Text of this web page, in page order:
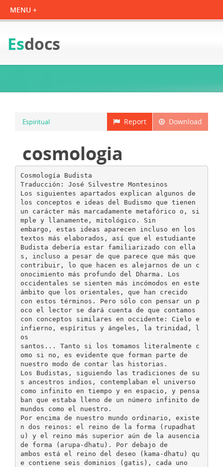
Esdocs
Download
Report
Espiritual
cosmologia
Cosmología Budista
Traducción: José Silvestre Montesinos
Los siguientes apartados explican algunos de
los conceptos e ideas del Budismo que tienen
un carácter más marcadamente metafórico o, si
mple y llanamente, mitológico. Sin
embargo, estas ideas aparecen incluso en los
textos más elaborados, así que el estudiante
Budista debería estar familiarizado con ella
s, incluso a pesar de que parece que más que
contribuir, lo que hacen es alejarnos de un c
onocimiento más profundo del Dharma. Los
occidentales se sienten más incómodos en este
ámbito que los orientales, que han crecido
con estos términos. Pero sólo con pensar un p
oco el lector se dará cuenta de que contamos
con conceptos similares en occidente: Cielo e
infierno, espíritus y ángeles, la trinidad, l
os
santos... Tanto si los tomamos literalmente c
omo si no, es evidente que forman parte de
nuestro modo de contar las historias.
Los Budistas, siguiendo las tradiciones de su
s ancestros indios, contemplaban el universo
como infinito en tiempo y en espacio, y pensa
ban que estaba lleno de un número infinito de
mundos como el nuestro.
Por encima de nuestro mundo ordinario, existe
n dos reinos: el reino de la forma (rupadhat
u) y el reino más superior aún de la ausencia
de forma (arupa-dhatu). Por debajo de
ambos está el reino del deseo (kama-dhatu) qu
e contiene seis dominios (gatis), cada uno